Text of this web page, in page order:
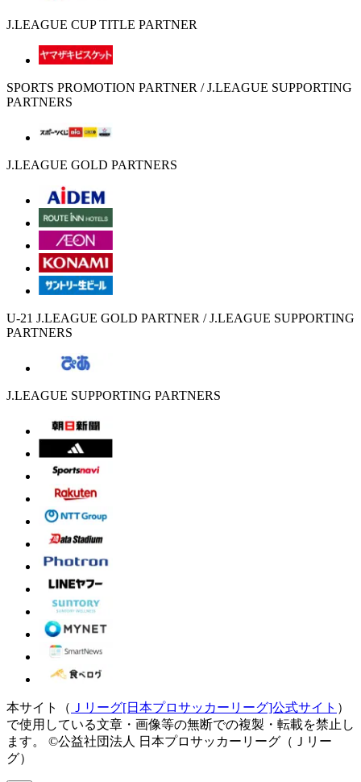
J.LEAGUE CUP TITLE PARTNER
SPORTS PROMOTION PARTNER / J.LEAGUE SUPPORTING
PARTNERS
J.LEAGUE GOLD PARTNERS
U-21 J.LEAGUE GOLD PARTNER / J.LEAGUE SUPPORTING
PARTNERS
J.LEAGUE SUPPORTING PARTNERS
本サイト（ Ｊリーグ[日本プロサッカーリーグ]公式サイト ）
で使用している文章・画像等の無断での複製・転載を禁止し
ます。
©公益社団法人 日本プロサッカーリーグ（Ｊリー
グ）